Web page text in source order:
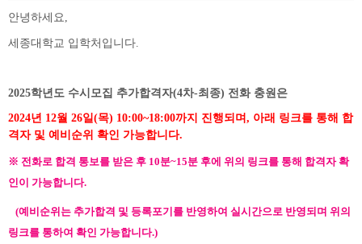
안녕하세요,
세종대학교 입학처입니다.
2025학년도 수시모집 추가합격자(4차-최종) 전화 충원은
2024년 12월 26일(목) 10:00~18:00까지 진행되며, 아래 링크를 통해 합
격자 및 예비순위 확인 가능합니다.
※ 전화로 합격 통보를 받은 후 10분~15분 후에 위의 링크를 통해 합격자 확
인이 가능합니다.
(예비순위는 추가합격 및 등록포기를 반영하여 실시간으로 반영되며 위의
링크를 통하여 확인 가능합니다.)